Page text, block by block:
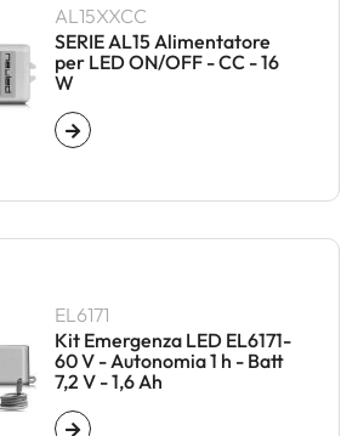
AL15XXCC
SERIE AL15 Alimentatore
per LED ON/OFF - CC - 16
W
EL6171
Kit Emergenza LED EL6171-
60 V - Autonomia 1 h - Batt
7,2 V - 1,6 Ah